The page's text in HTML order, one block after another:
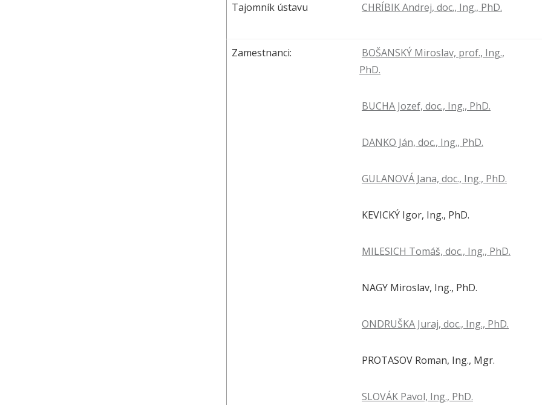
Tajomník ústavu CHRÍBIK Andrej, doc., Ing., PhD.
Zamestnanci:
BOŠANSKÝ Miroslav, prof., Ing.,
PhD.
BUCHA Jozef, doc., Ing., PhD.
DANKO Ján, doc., Ing., PhD.
GULANOVÁ Jana, doc., Ing., PhD.
KEVICKÝ Igor, Ing., PhD.
MILESICH Tomáš, doc., Ing., PhD.
NAGY Miroslav, Ing., PhD.
ONDRUŠKA Juraj, doc., Ing., PhD.
PROTASOV Roman, Ing., Mgr.
SLOVÁK Pavol, Ing., PhD.